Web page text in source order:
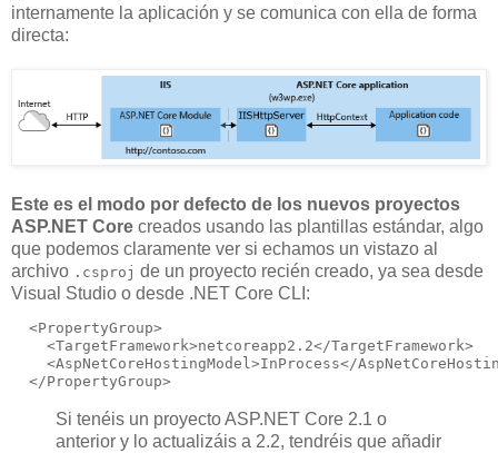
internamente la aplicación y se comunica con ella de forma
directa:
Este es el modo por defecto de los nuevos proyectos
ASP.NET Core creados usando las plantillas estándar, algo
que podemos claramente ver si echamos un vistazo al
archivo .csproj de un proyecto recién creado, ya sea desde
Visual Studio o desde .NET Core CLI:
  <PropertyGroup>
    <TargetFramework>netcoreapp2.2</TargetFramework>
<AspNetCoreHostingModel>InProcess</
Si tenéis un proyecto ASP.NET Core 2.1 o
anterior y lo actualizáis a 2.2, tendréis que añadir